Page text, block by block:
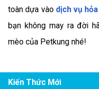
toàn dựa vào dịch vụ
bạn không may ra đời
mèo của Petkung nhé!
Kiến Thức Mới